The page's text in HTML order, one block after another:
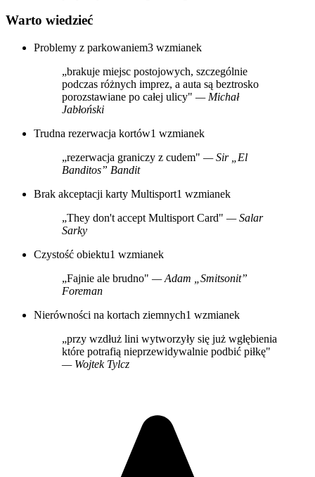
Warto wiedzieć
Problemy z parkowaniem3 wzmianek
„brakuje miejsc postojowych, szczególnie
podczas różnych imprez, a auta są beztrosko
porozstawiane po całej ulicy" — Michał
Jabłoński
Trudna rezerwacja kortów1 wzmianek
„rezerwacja graniczy z cudem" — Sir „El
Banditos” Bandit
Brak akceptacji karty Multisport1 wzmianek
„They don't accept Multisport Card" — Salar
Sarky
Czystość obiektu1 wzmianek
„Fajnie ale brudno" — Adam „Smitsonit”
Foreman
Nierówności na kortach ziemnych1 wzmianek
„przy wzdłuż lini wytworzyły się już wgłębienia
które potrafią nieprzewidywalnie podbić piłkę"
— Wojtek Tylcz